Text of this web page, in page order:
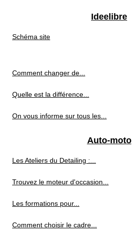
Ideelibre
Schéma site
Comment changer de...
Quelle est la différence...
On vous informe sur tous les...
Auto-moto
Les Ateliers du Detailing :...
Trouvez le moteur d'occasion...
Les formations pour...
Comment choisir le cadre...